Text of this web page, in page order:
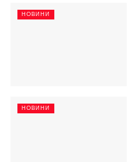
НОВИНИ
НОВИНИ